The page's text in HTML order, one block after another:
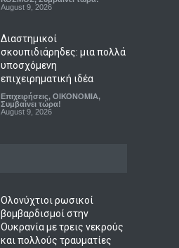
August 9, 2026
Διαστημικοί
σκουπιδιάρηδες: μια πολλά
υποσχόμενη
επιχειρηματική ιδέα
Επιχειρήσεις, ΟΙΚΟΝΟΜΙΑ,
Συμβαίνει τώρα!
August 9, 2026
Ολονύχτιοι ρωσικοί
βομβαρδισμοί στην
Ουκρανία με τρεις νεκρούς
και πολλούς τραυματίες